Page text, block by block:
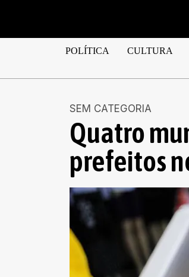
POLÍTICA CULTURA
SEM CATEGORIA
Quatro
prefeitos